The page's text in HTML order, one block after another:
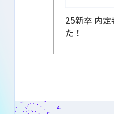
25新卒 内
た！